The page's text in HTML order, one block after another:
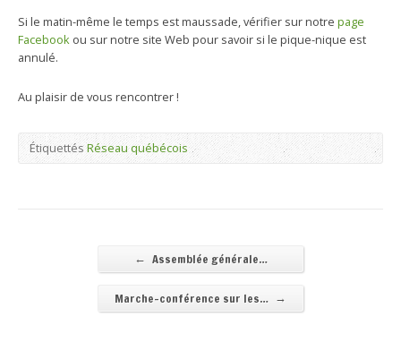
Si le matin-même le temps est maussade, vérifier sur notre page
Facebook ou sur notre site Web pour savoir si le pique-nique est
annulé.
Au plaisir de vous rencontrer !
ÉtiquettésRéseau québécois
← Assemblée générale…
Marche-conférence sur les… →